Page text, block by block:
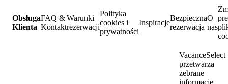
Obsługa
Klienta
FAQ &
Kontakt
Warunki
rezerwacji
Polityka
cookies i
prywatności
Inspiracje
Bezpieczna
rezerwacja
O
nas
VacanceSelect
przetwarza
zebrane